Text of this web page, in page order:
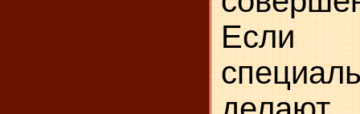
Если